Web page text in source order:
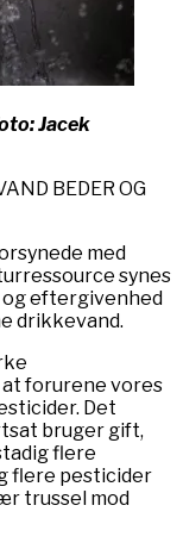
Jacek
BEDER OG
med
synes
eftergivenhed
drikkevand.
forurene vores
Det
bruger gift,
flere
flere pesticider
trussel mod